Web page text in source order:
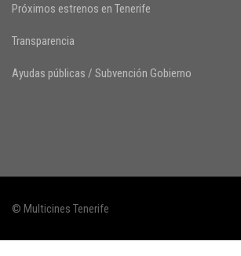
Próximos estrenos en Tenerife
Transparencia
Ayudas públicas / Subvención Gobierno
© Multicines Tenerife